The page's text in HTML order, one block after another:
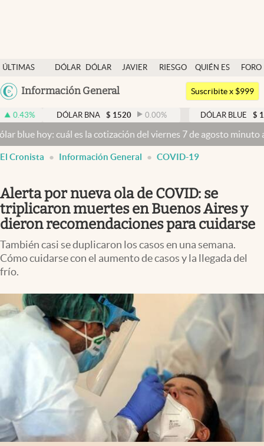
ÚLTIMAS
NOTICIAS
DÓLAR
DÓLAR
JAVIER
RIESGO
QUIÉN ES
QUIÉN
FORO
Argentina
México
Información General
Dólar
Members
Economía y Política
Finanzas y Mercados
Mercados Online
Columnistas
Otras secciones
Apertura
Clase
Clima
Mundial 2026
Eventos Corporativos
El Cronista Studio
abre en nueva pestaña
Argentina
Suscribite x $999
DÓLAR BNA $ 1520 0.00% DÓLAR BLUE $ 1525 -
cuál es la cotización del viernes 7 de agosto minuto a minuto
El Cronista Información General COVID-19
Alerta por nueva ola de COVID: se
triplicaron muertes en Buenos Aires y
dieron recomendaciones para cuidarse
También casi se duplicaron los casos en una semana.
Cómo cuidarse con el aumento de casos y la llegada del
frío.